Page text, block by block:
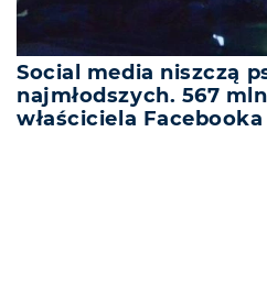
Social media niszczą
najmłodszych. 567
właściciela Facebooka